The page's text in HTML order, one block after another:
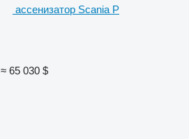
ассенизатор Scania P
≈ 65 030 $